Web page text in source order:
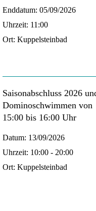
Enddatum: 05/09/2026
Uhrzeit: 11:00
Ort: Kuppelsteinbad
Saisonabschluss 2026
Dominoschwimmen von
15:00 bis 16:00 Uhr
Datum: 13/09/2026
Uhrzeit: 10:00 - 20:00
Ort: Kuppelsteinbad